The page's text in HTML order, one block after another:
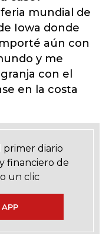
mundial de
Iowa donde
aún con
y me
con el
en la costa
primer diario
financiero de
un clic
APP